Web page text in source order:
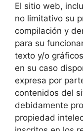
El sitio web,
no limitativo su
compilación y
para su
texto y/o
en su caso
expresa por
contenidos del
debidamente
propiedad